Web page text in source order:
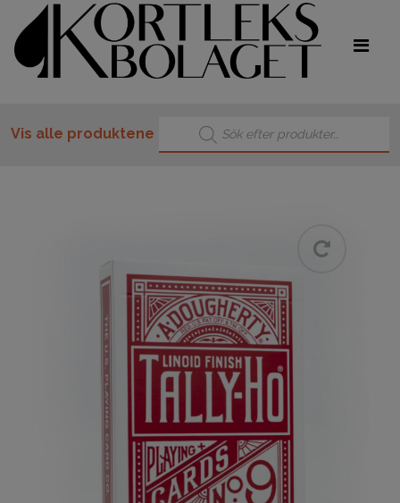
Vis alle produktene
Products search